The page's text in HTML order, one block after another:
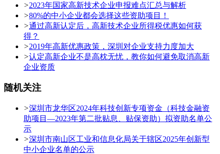
>2023年国家高新技术企业申报难点汇总与解析
>80%的中小企业都会选择这些资助项目！
>通过高新认定后，高新技术企业所得税优惠如何获
得？
>2019年高新优惠政策，深圳对企业支持力度加大
>认定高新企业不是高枕无忧，教你如何避免取消高新
企业资质
随机关注
>深圳市龙华区2024年科技创新专项资金（科技金融资
助项目—2023年第二批贴息、贴保资助）拟资助名单公
示
>深圳市南山区工业和信息化局关于辖区2025年创新型
中小企业名单的公示